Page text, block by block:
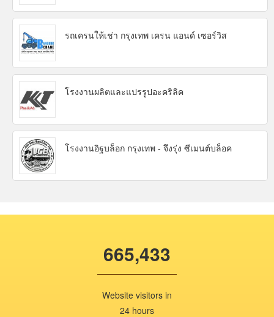
รถเครนให้เช่า กรุงเทพ เครน แอนด์ เซอร์วิส
โรงงานผลิตและแปรรูปอะคริลิค
โรงงานอิฐบล็อก กรุงเทพ - จึงรุ่ง ซีเมนต์บล็อค
665,433
Website visitors in
24 hours